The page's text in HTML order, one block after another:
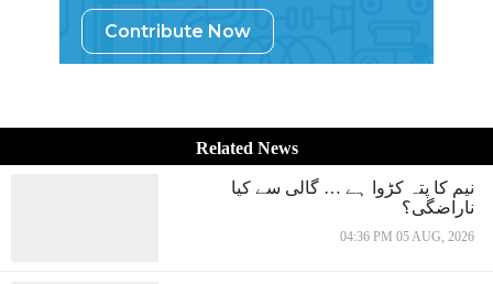
Contribute Now
Related News
نیم کا پتہ کڑوا ہے … گالی سے کیا
ناراضگی؟
04:36 PM 05 AUG, 2026